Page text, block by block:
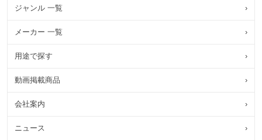
ジャンル 一覧 ›
メーカー 一覧 ›
用途で探す ›
動画掲載商品 ›
会社案内 ›
ニュース ›